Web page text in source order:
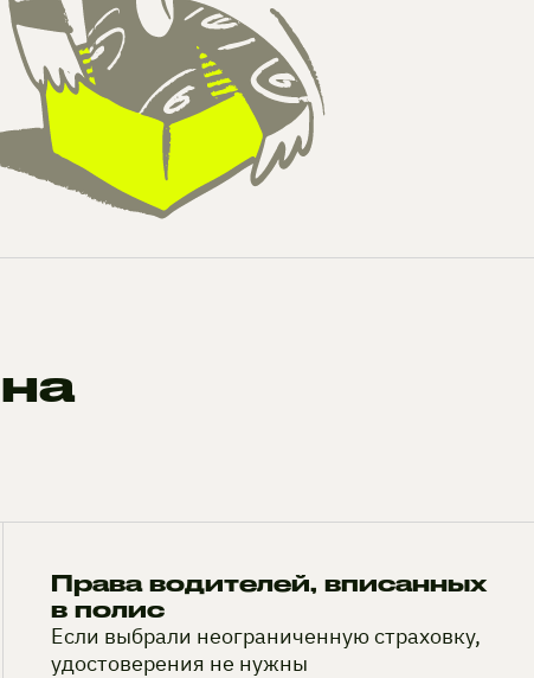
Права водителей, вписанных
в полис
Если выбрали неограниченную страховку,
удостоверения не нужны